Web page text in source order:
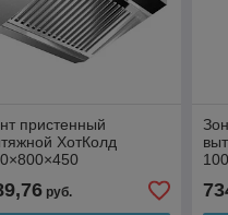
пристенный
ХотКолд
руб.